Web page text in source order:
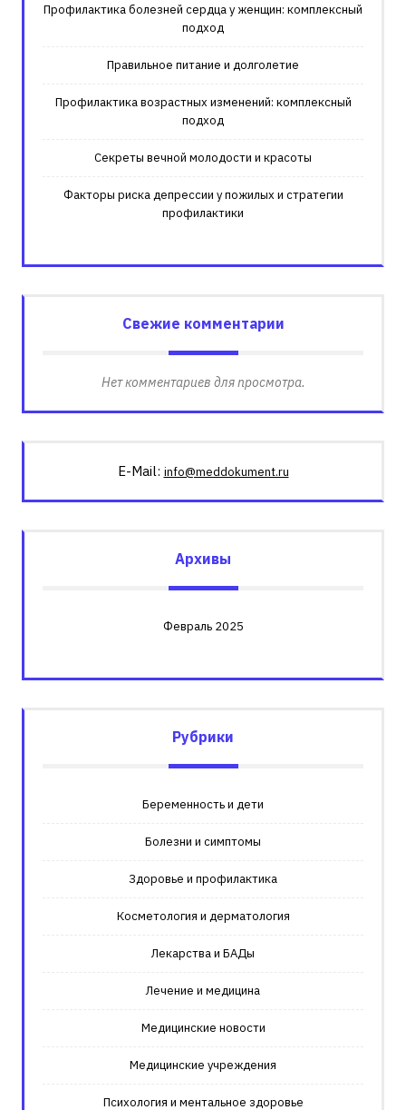
Профилактика болезней сердца у женщин: комплексный
подход
Правильное питание и долголетие
Профилактика возрастных изменений: комплексный
подход
Секреты вечной молодости и красоты
Факторы риска депрессии у пожилых и стратегии
профилактики
Свежие комментарии
Нет комментариев для просмотра.
E-Mail: info@meddokument.ru
Архивы
Февраль 2025
Рубрики
Беременность и дети
Болезни и симптомы
Здоровье и профилактика
Косметология и дерматология
Лекарства и БАДы
Лечение и медицина
Медицинские новости
Медицинские учреждения
Психология и ментальное здоровье